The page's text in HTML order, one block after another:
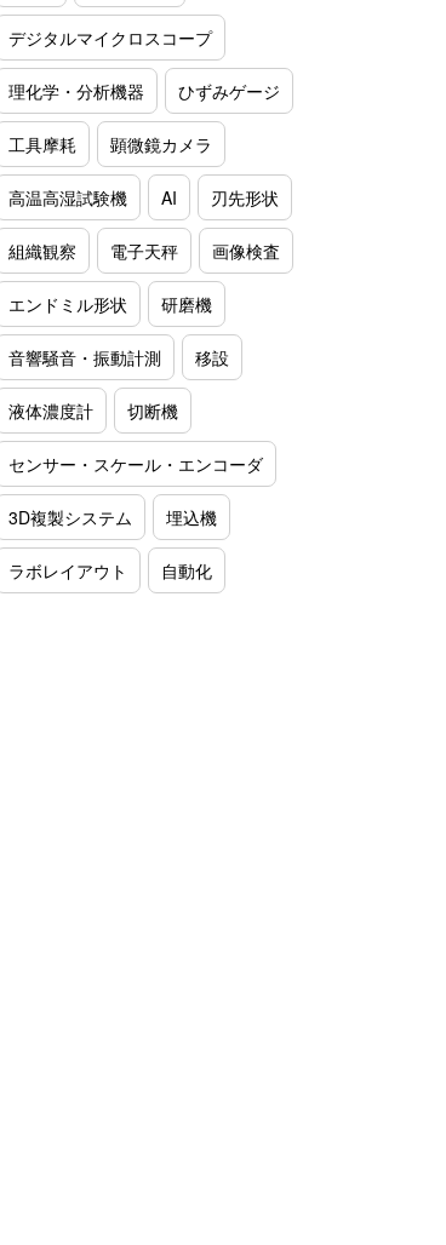
デジタルマイクロスコープ
理化学・分析機器 ひずみゲージ
工具摩耗 顕微鏡カメラ
高温高湿試験機 AI 刃先形状
組織観察 電子天秤 画像検査
エンドミル形状 研磨機
音響騒音・振動計測 移設
液体濃度計 切断機
センサー・スケール・エンコーダ
3D複製システム 埋込機
ラボレイアウト 自動化